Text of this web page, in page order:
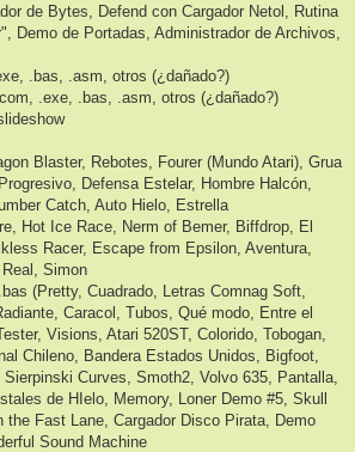
de Bytes, Defend con Cargador Netol, Rutina
Demo de Portadas, Administrador de Archivos,
.bas, .asm, otros (¿dañado?)
.exe, .bas, .asm, otros (¿dañado?)
Blaster, Rebotes, Fourer (Mundo Atari), Grua
Defensa Estelar, Hombre Halcón,
Catch, Auto Hielo, Estrella
Hot Ice Race, Nerm of Bemer, Biffdrop, El
Racer, Escape from Epsilon, Aventura,
Simon
(Pretty, Cuadrado, Letras Comnag Soft,
Caracol, Tubos, Qué modo, Entre el
Visions, Atari 520ST, Colorido, Tobogan,
Chileno, Bandera Estados Unidos, Bigfoot,
Curves, Smoth2, Volvo 635, Pantalla,
de HIelo, Memory, Loner Demo #5, Skull
the Fast Lane, Cargador Disco Pirata, Demo
Sound Machine